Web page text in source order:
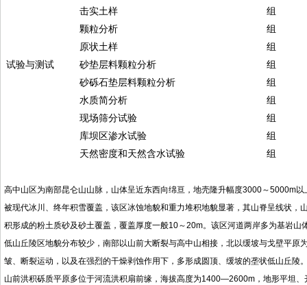
试验与测试
击实土样
组
颗粒分析
组
原状土样
组
砂垫层料颗粒分析
组
砂砾石垫层料颗粒分析
组
水质简分析
组
现场筛分试验
组
库坝区渗水试验
组
天然密度和天然含水试验
组
高中山区为南部昆仑山山脉，山体呈近东西向绵亘，地壳隆升幅度3000～5000m
被现代冰川、终年积雪覆盖，该区冰蚀地貌和重力堆积地貌显著，其山脊呈线状
积形成的粉土质砂及砂土覆盖，覆盖厚度一般10～20m。该区河道两岸多为基岩
低山丘陵区地貌分布较少，南部以山前大断裂与高中山相接，北以缓坡与戈壁平
皱、断裂运动，以及在强烈的干燥剥蚀作用下，多形成圆顶、缓坡的垄状低山丘陵
山前洪积砾质平原多位于河流洪积扇前缘，海拔高度为1400—2600m，地形平坦